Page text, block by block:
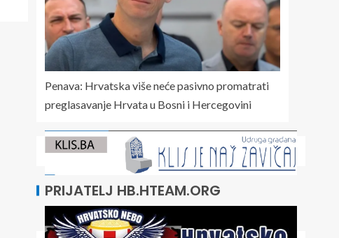
Penava: Hrvatska više neće pasivno promatrati
preglasavanje Hrvata u Bosni i Hercegovini
PRIJATELJ HB.HTEAM.ORG